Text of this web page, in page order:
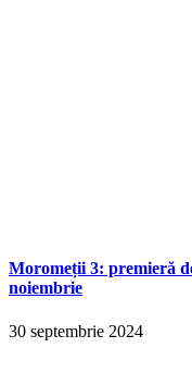
Moromeții 3: premieră
noiembrie
30 septembrie 2024